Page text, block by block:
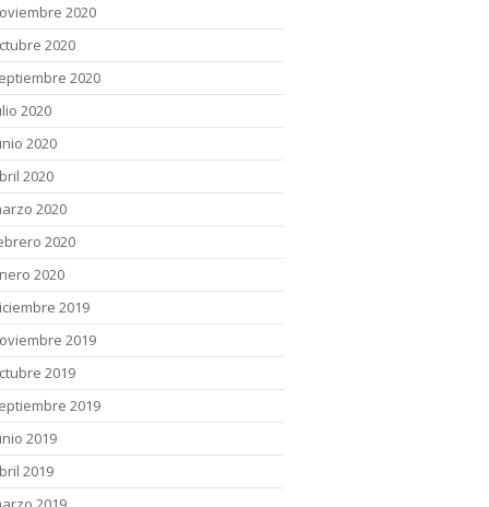
2020
2020
2020
2020
2020
2020
2020
2020
2020
2019
2019
2019
2019
2019
2019